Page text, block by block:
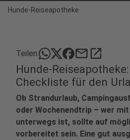
Hunde-Reiseapotheke
Teilen: mailopen_in_new
Hunde-
Checkliste für den
Ob Strandurlaub,
oder Wochenendtrip – wer
unterwegs ist, sollte auf
vorbereitet sein. Eine gut